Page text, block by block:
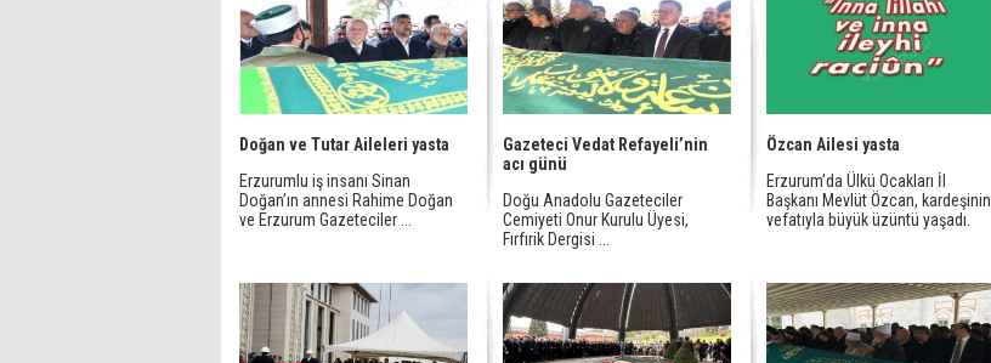
Doğan ve Tutar Aileleri yasta
Erzurumlu iş insanı Sinan
Doğan’ın annesi Rahime Doğan
ve Erzurum Gazeteciler ...
Gazeteci Vedat Refayeli’nin
acı günü
Doğu Anadolu Gazeteciler
Cemiyeti Onur Kurulu Üyesi,
Fırfırik Dergisi ...
Özcan Ailesi yasta
Erzurum’da Ülkü Ocakları İl
Başkanı Mevlüt Özcan, kardeşinin
vefatıyla büyük üzüntü yaşadı.